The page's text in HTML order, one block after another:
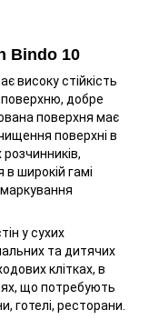
Bindo 10
високу стійкість
добре
поверхня має
поверхні в
розчинників,
широкій гамі
у сухих
та дитячих
клітках, в
що потребують
готелі, ресторани.